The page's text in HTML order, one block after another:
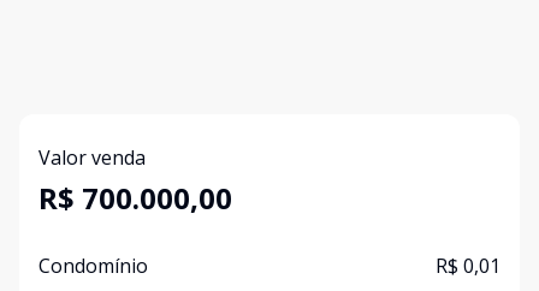
Valor venda
R$ 700.000,00
Condomínio R$ 0,01